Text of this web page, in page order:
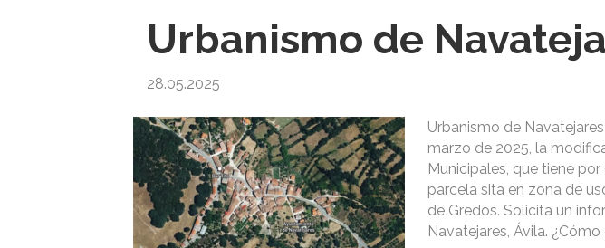
Urbanismo de
28.05.2025
Urbanismo de
marzo de 2025, la
Municipales, que tiene
parcela sita en zona de
de Gredos. Solicita un
Navatejares, Ávila. ¿Cómo